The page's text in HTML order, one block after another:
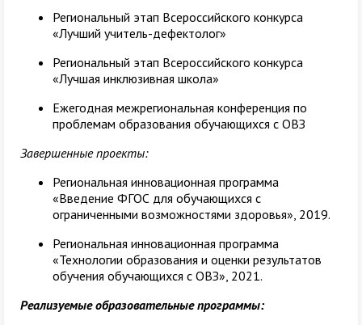
Региональный этап Всероссийского конкурса
«Лучший учитель-дефектолог»
Региональный этап Всероссийского конкурса
«Лучшая инклюзивная школа»
Ежегодная межрегиональная конференция по
проблемам образования обучающихся с ОВЗ
Завершенные проекты:
Региональная инновационная программа
«Введение ФГОС для обучающихся с
ограниченными возможностями здоровья», 2019.
Региональная инновационная программа
«Технологии образования и оценки результатов
обучения обучающихся с ОВЗ», 2021.
Реализуемые образовательные программы: